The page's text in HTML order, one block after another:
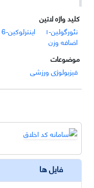
کلید واژه لاتین
نئورگولین-۱
اینترلوکین-6
اضافه وزن
موضوعات
فیزیولوژی ورزشی
فایل ها